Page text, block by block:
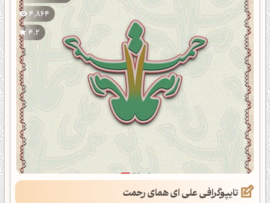
4,864
4.2
تایپوگرافی علی ای همای رحمت